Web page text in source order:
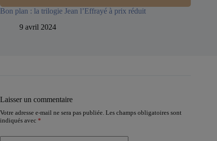
Bon plan : la trilogie Jean l’Effrayé à prix réduit
9 avril 2024
Laisser un commentaire
Votre adresse e-mail ne sera pas publiée. Les champs obligatoires sont
indiqués avec *